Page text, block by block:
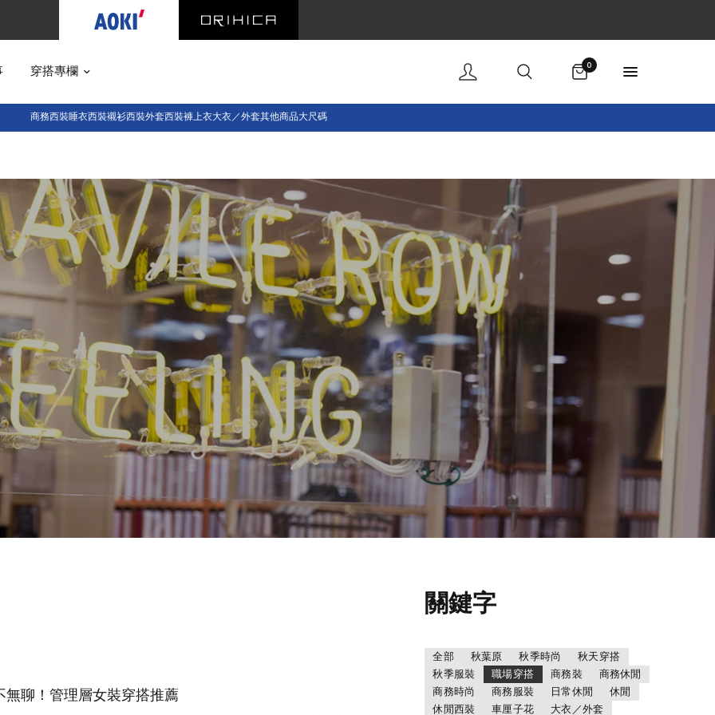
穿搭專欄
0
商務西裝睡衣西裝襯衫西裝外套西裝褲上衣大衣／外套其他商品大尺碼
無聊！管理層女裝穿搭推薦
關鍵字
全部 秋葉原 秋季時尚
秋天穿搭
秋季服裝
職場穿搭 商務裝
商務休閒
商務時尚
商務服裝 日常休閒
休閒
休閒西裝
車厘子花
大衣／外套